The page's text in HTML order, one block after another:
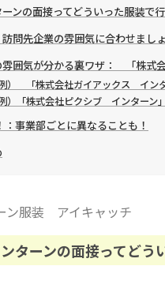
ンの面接ってどういった服装で
問先企業の雰囲気に合わせまし
雰囲気が分かる裏ワザ： 「株
） 「株式会社ガイアックス インタ
）「株式会社ピクシブ インターン」
：事業部ごとに異なることも！
ターンの面接ってどう